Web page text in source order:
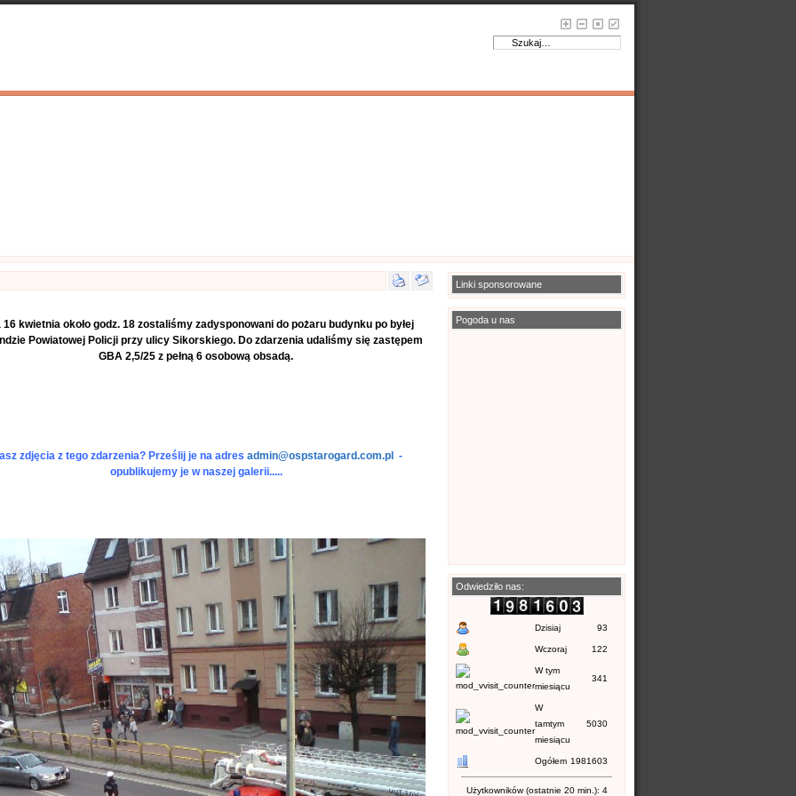
16 kwietnia około godz. 18 zostaliśmy zadysponowani do pożaru budynku po byłej
Powiatowej Policji przy ulicy Sikorskiego. Do zdarzenia udaliśmy się zastępem
GBA 2,5/25 z pełną 6 osobową obsadą.
zdjęcia z tego zdarzenia? Prześlij je na adres admin@ospstarogard.com.pl
-
opublikujemy je w naszej galerii.....
Linki sponsorowane
Pogoda u nas
Odwiedziło nas:
Dzisiaj 93
Wczoraj 122
W tym
miesiącu
341
W
tamtym
miesiącu
5030
Ogółem 1981603
Użytkowników (ostatnie 20 min.): 4